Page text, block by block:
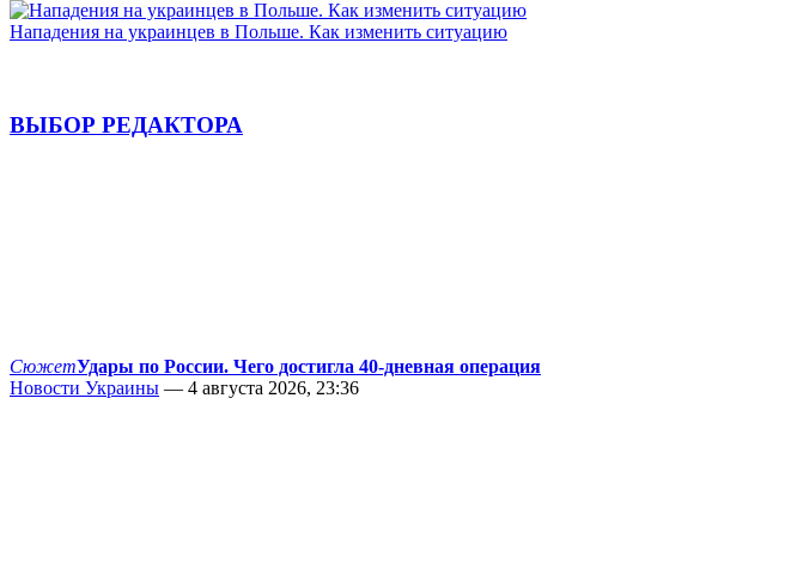
Нападения на украинцев в Польше. Как изменить ситуацию
ВЫБОР РЕДАКТОРА
СюжетУдары по России. Чего достигла 40-дневная операция
Новости Украины — 4 августа 2026, 23:36